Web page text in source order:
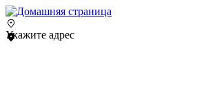
Укажите адрес